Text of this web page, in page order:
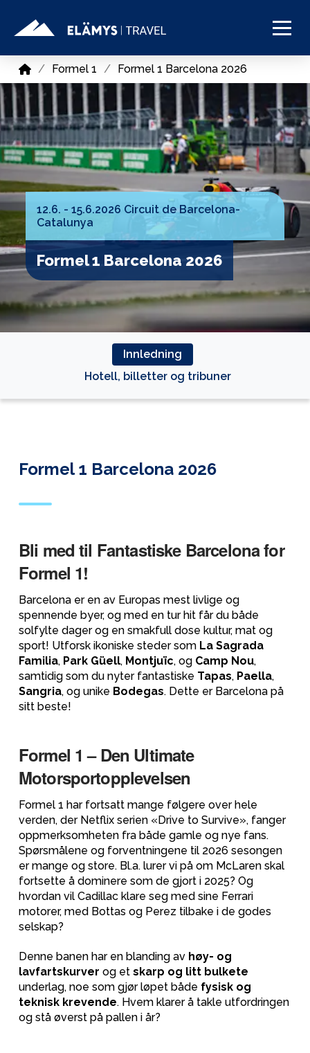
Home
/ Formel 1 / Formel 1 Barcelona 2026
12.6. - 15.6.2026 Circuit de Barcelona-
Catalunya
Formel 1 Barcelona 2026
Innledning
Hotell, billetter og tribuner
Formel 1 Barcelona 2026
Bli med til Fantastiske Barcelona for
Formel 1!
Barcelona er en av Europas mest livlige og
spennende byer, og med en tur hit får du både
solfylte dager og en smakfull dose kultur, mat og
sport! Utforsk ikoniske steder som La Sagrada
Familia, Park Güell, Montjuïc, og Camp Nou,
samtidig som du nyter fantastiske Tapas, Paella,
Sangria, og unike Bodegas. Dette er Barcelona på
sitt beste!
Formel 1 – Den Ultimate
Motorsportopplevelsen
Formel 1 har fortsatt mange følgere over hele
verden, der Netflix serien «Drive to Survive», fanger
oppmerksomheten fra både gamle og nye fans.
Spørsmålene og forventningene til 2026 sesongen
er mange og store. Bl.a. lurer vi på om McLaren skal
fortsette å dominere som de gjort i 2025? Og
hvordan vil Cadillac klare seg med sine Ferrari
motorer, med Bottas og Perez tilbake i de godes
selskap?
Denne banen har en blanding av høy- og
lavfartskurver og et skarp og litt bulkete
underlag, noe som gjør løpet både fysisk og
teknisk krevende. Hvem klarer å takle utfordringen
og stå øverst på pallen i år?